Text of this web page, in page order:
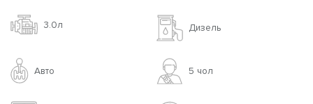
3.0л Дизель
Авто 5 чoл